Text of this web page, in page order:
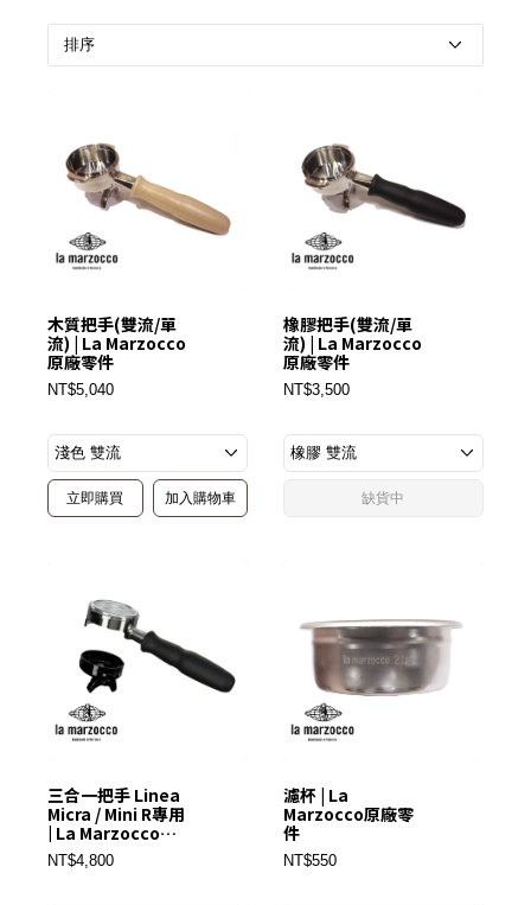
木質把手(雙流/單
流) | La Marzocco
原廠零件
NT$5,040
立即購買 加入購物車
橡膠把手(雙流/單
流) | La Marzocco
原廠零件
NT$3,500
缺貨中
三合一把手 Linea
Micra / Mini R專用
| La Marzocco原
廠零件
NT$4,800
濾杯 | La
Marzocco原廠零
件
NT$550